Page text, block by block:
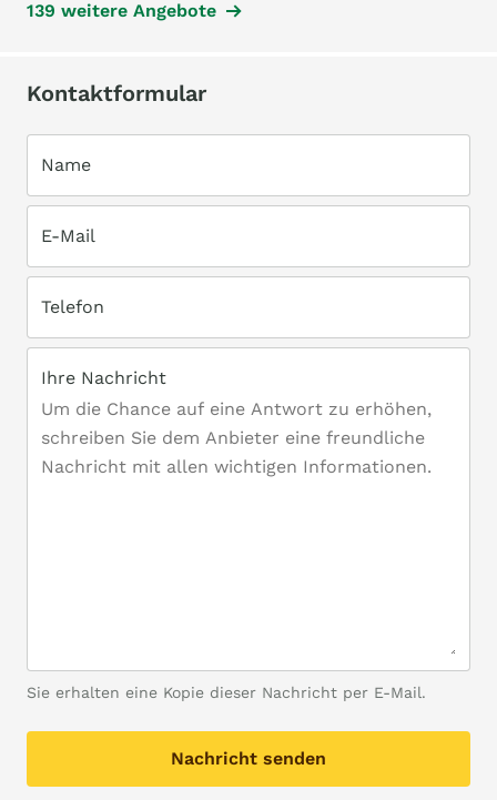
139 weitere Angebote
Kontaktformular
Name
E-Mail
Telefon
Ihre Nachricht
Sie erhalten eine Kopie dieser Nachricht per E-Mail.
Nachricht senden